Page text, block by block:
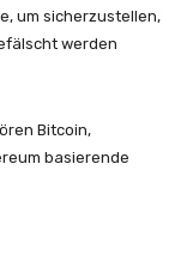
um sicherzustellen,
werden
Bitcoin,
basierende